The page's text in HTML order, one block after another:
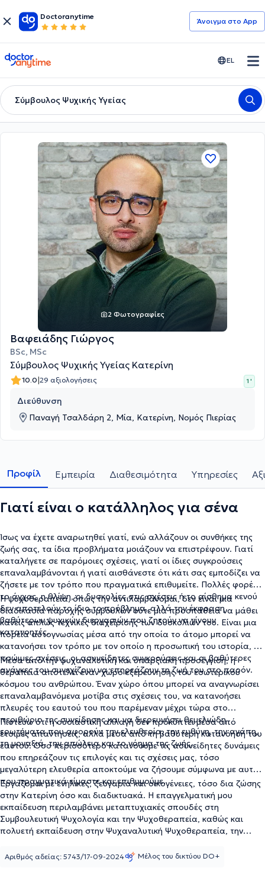
Doctoranytime
Άνοιγμα στο App
doctoranytime EL
Σύμβουλος Ψυχικής Υγείας
2 Φωτογραφίες
Βαφειάδης Γιώργος
BSc, MSc
Σύμβουλος Ψυχικής Υγείας Κατερίνη
10.0|29 αξιολογήσεις 1 '
Διεύθυνση
Παναγή Τσαλδάρη 2, Μία, Κατερίνη, Νομός Πιερίας
Προφίλ Εμπειρία Διαθεσιμότητα Υπηρεσίες
Γιατί είναι ο κατάλληλος για σένα
Ίσως να έχετε αναρωτηθεί γιατί, ενώ αλλάζουν οι συνθήκες της
ζωής σας, τα ίδια προβλήματα μοιάζουν να επιστρέφουν. Γιατί
καταλήγετε σε παρόμοιες σχέσεις, γιατί οι ίδιες συγκρούσεις
επαναλαμβάνονται ή γιατί αισθάνεστε ότι κάτι σας εμποδίζει να
ζήσετε με τον τρόπο που πραγματικά επιθυμείτε. Πολλές φορές
το άγχος, η θλίψη, οι δυσκολίες στις σχέσεις ή το αίσθημα κενού
δεν αποτελούν το ίδιο το πρόβλημα, αλλά την έκφραση
βαθύτερων ψυχικών διεργασιών που ζητούν να γίνουν
κατανοητές.
Η ψυχοθεραπεία, όπως την αντιλαμβάνομαι, δεν είναι μια
διαδικασία παροχής συμβουλών ούτε μια προσπάθεια να μάθει
κανείς απλώς τεχνικές διαχείρισης των δυσκολιών του. Είναι μια
πορεία αυτογνωσίας μέσα από την οποία το άτομο μπορεί να
κατανοήσει τον τρόπο με τον οποίο η προσωπική του ιστορία, οι
πρώιμες σχέσεις, οι ασυνείδητες συγκρούσεις και οι βαθύτερες
ανάγκες του συνεχίζουν να επηρεάζουν τη ζωή του στο παρόν.
Μέσα από την ψυχαναλυτική και υπαρξιακή προσέγγιση, η
θεραπεία αποτελεί έναν χώρο εξερεύνησης του εσωτερικού
κόσμου του ανθρώπου. Έναν χώρο όπου μπορεί να αναγνωρίσει
επαναλαμβανόμενα μοτίβα στις σχέσεις του, να κατανοήσει
πλευρές του εαυτού του που παρέμεναν μέχρι τώρα στο
περιθώριο της συνείδησης και να διερευνήσει θεμελιώδη
ερωτήματα που αφορούν την ελευθερία, την ευθύνη, την αγάπη,
τη μοναξιά, την απώλεια και το νόημα της ζωής.
Πιστεύω ότι η ουσιαστική αλλαγή δεν προκύπτει μέσα από
έτοιμες απαντήσεις, αλλά μέσα από τη βαθύτερη κατανόηση του
εαυτού. Όσο περισσότερο κατανοούμε τις ασυνείδητες δυνάμεις
που επηρεάζουν τις επιλογές και τις σχέσεις μας, τόσο
μεγαλύτερη ελευθερία αποκτούμε να ζήσουμε σύμφωνα με αυτό
που πραγματικά είμαστε και επιθυμούμε.
Εργάζομαι με ενήλικες, ζευγάρια και οικογένειες, τόσο δια ζώσης
στην Κατερίνη όσο και διαδικτυακά. Η επαγγελματική μου
εκπαίδευση περιλαμβάνει μεταπτυχιακές σπουδές στη
Συμβουλευτική Ψυχολογία και την Ψυχοθεραπεία, καθώς και
πολυετή εκπαίδευση στην Ψυχαναλυτική Ψυχοθεραπεία, την
Οικογένειας.
Αριθμός αδείας: 5743/17-09-2024 Μέλος του δικτύου DO+